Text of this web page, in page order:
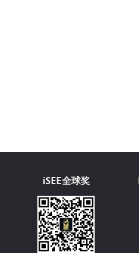
iSEE全球奖